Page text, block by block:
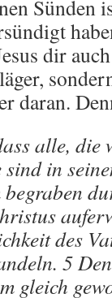
Sünden
dir
daran.
alle,
in
des
5
gleich